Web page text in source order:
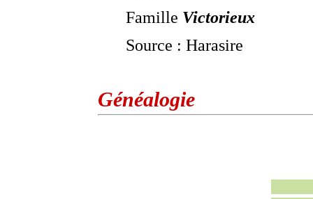
Famille Victorieux
Source : Harasire
Généalogie